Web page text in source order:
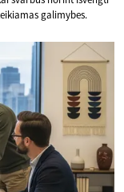
galimybes.